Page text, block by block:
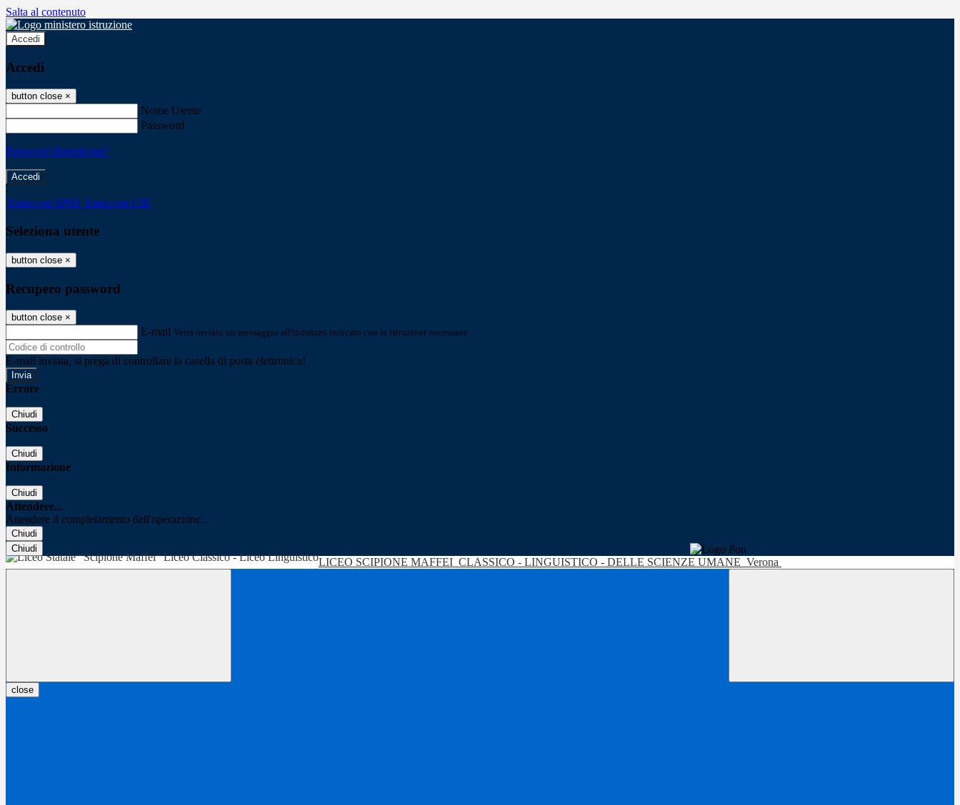
Salta al contenuto
Accedi
Accedi
button close ×
Nome Utente
Password
Password dimenticata?
-
Entra con SPID Entra con CIE
Seleziona utente
button close ×
Recupero password
button close ×
E-mail Verrà inviato un messaggio all'indirizzo indicato con le istruzioni necessarie.
E-mail inviata, si prega di controllare la casella di posta elettronica!
Errore
Chiudi
Successo
Chiudi
Informazione
Chiudi
Attendere...
Attendere il completamento dell'operazione...
Chiudi
Chiudi
LICEO SCIPIONE MAFFEI CLASSICO - LINGUISTICO - DELLE SCIENZE UMANE Verona
close